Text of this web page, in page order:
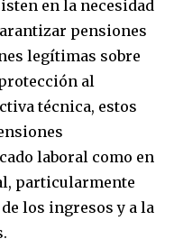
en la necesidad
pensiones
legítimas sobre
al
técnica, estos
laboral como en
particularmente
los ingresos y a la